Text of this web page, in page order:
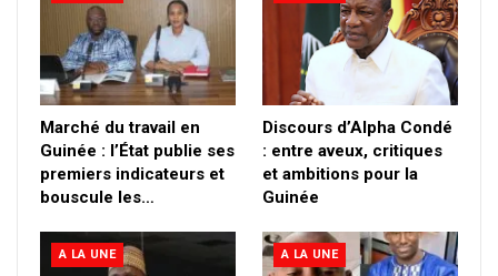
Marché du travail en
Guinée : l’État publie ses
premiers indicateurs et
bouscule les…
Discours d’Alpha Condé
: entre aveux, critiques
et ambitions pour la
Guinée
A LA UNE A LA UNE